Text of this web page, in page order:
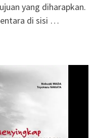
yang diharapkan.
di sisi …